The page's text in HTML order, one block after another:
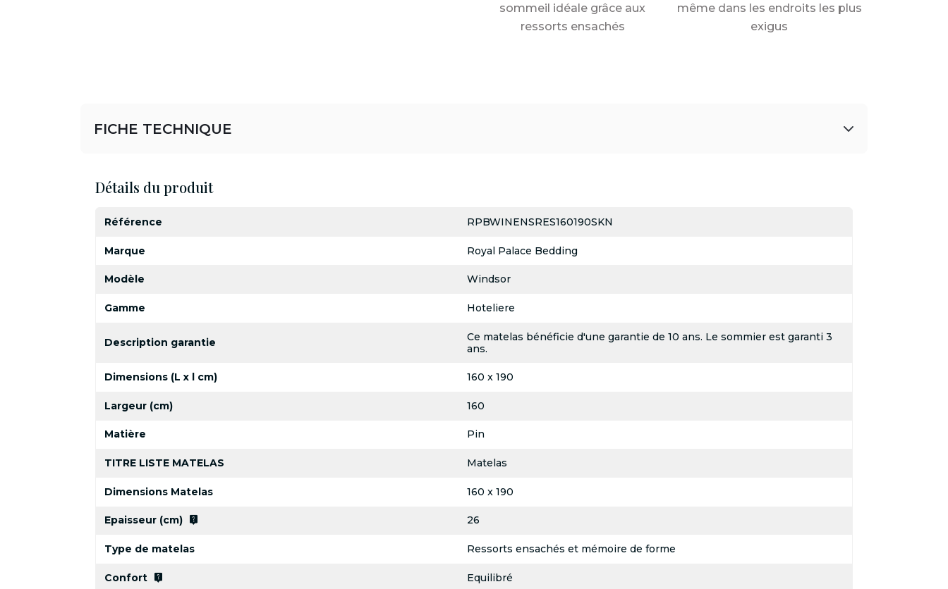
sommeil idéale grâce aux
ressorts ensachés
même dans les endroits les plus
exigus
FICHE TECHNIQUE
Détails du produit
Référence RPBWINENSRES160190SKN
Marque Royal Palace Bedding
Modèle Windsor
Gamme Hoteliere
Description garantie
Ce matelas bénéficie d'une garantie de 10 ans. Le sommier est garanti 3
ans.
Dimensions (L x l cm) 160 x 190
Largeur (cm) 160
Matière Pin
TITRE LISTE MATELAS Matelas
Dimensions Matelas 160 x 190
Epaisseur (cm) live_help 26
Type de matelas Ressorts ensachés et mémoire de forme
Confort live_help Equilibré